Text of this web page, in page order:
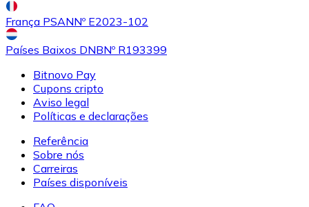
USD Coin
USDC
França PSANNº E2023-102
Países Baixos DNBNº R193399
Bitnovo Pay
Cupons cripto
Aviso legal
Políticas e declarações
Referência
Sobre nós
Carreiras
Países disponíveis